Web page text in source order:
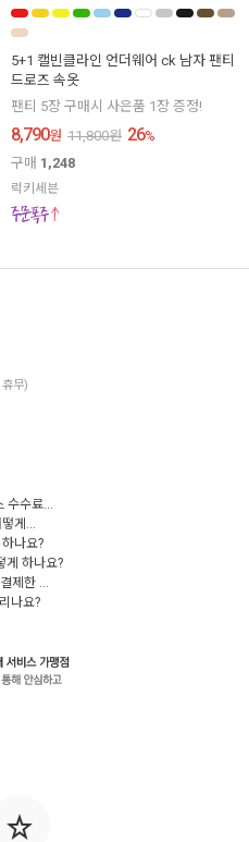
5+1 캘빈클라인 언더웨어 ck 남자 팬티
드로즈 속옷
팬티 5장 구매시 사은품 1장 증정!
8,790원 11,800원 26%
구매 1,248
럭키세븐
무)
수료...
게...
나요?
게 하나요?
제한 ...
나요?